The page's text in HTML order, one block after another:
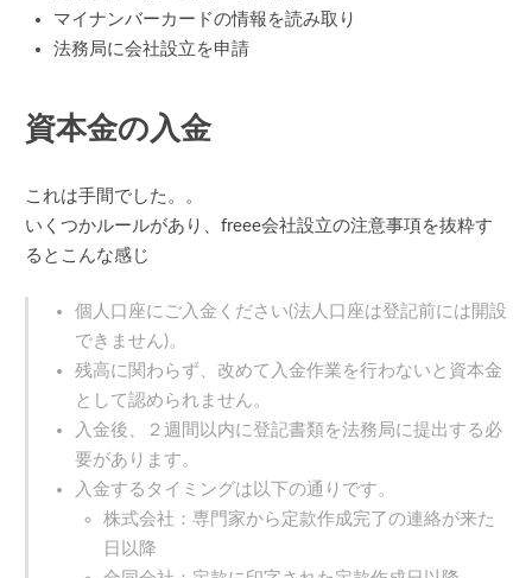
マイナンバーカードの情報を読み取り
法務局に会社設立を申請
資本金の入金
これは手間でした。。
いくつかルールがあり、freee会社設立の注意事項を抜粋す
るとこんな感じ
個人口座にご入金ください(法人口座は登記前には開設
できません)。
残高に関わらず、改めて入金作業を行わないと資本金
として認められません。
入金後、２週間以内に登記書類を法務局に提出する必
要があります。
入金するタイミングは以下の通りです。
株式会社：専門家から定款作成完了の連絡が来た
日以降